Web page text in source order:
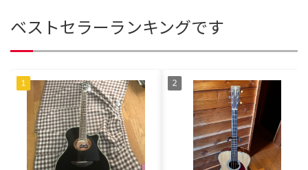
ベストセラーランキングです